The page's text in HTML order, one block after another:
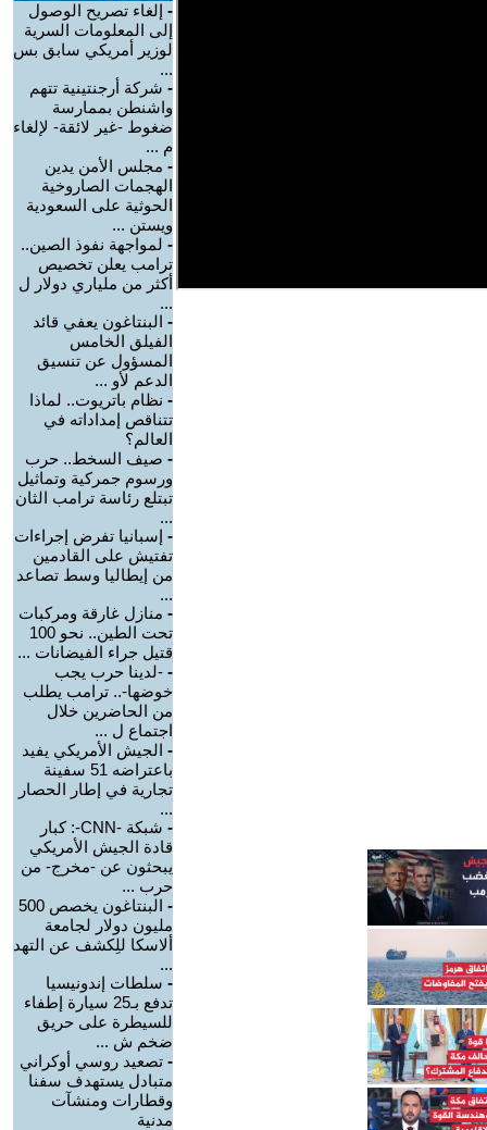
- إلغاء تصريح الوصول
إلى المعلومات السرية
لوزير أمريكي سابق بس
...
- شركة أرجنتينية تتهم
واشنطن بممارسة
ضغوط -غير لائقة- لإلغاء
م ...
- مجلس الأمن يدين
الهجمات الصاروخية
الحوثية على السعودية
ويستن ...
- لمواجهة نفوذ الصين..
ترامب يعلن تخصيص
أكثر من ملياري دولار ل
...
- البنتاغون يعفي قائد
الفيلق الخامس
المسؤول عن تنسيق
الدعم لأو ...
- نظام باتريوت.. لماذا
تتناقص إمداداته في
العالم؟
- صيف السخط.. حرب
ورسوم جمركية وتماثيل
تبتلع رئاسة ترامب الثان
...
- إسبانيا تفرض إجراءات
تفتيش على القادمين
من إيطاليا وسط تصاعد
...
- منازل غارقة ومركبات
تحت الطين.. نحو 100
قتيل جراء الفيضانات ...
- -لدينا حرب يجب
خوضها-.. ترامب يطلب
من الحاضرين خلال
اجتماع ل ...
- الجيش الأمريكي يفيد
باعتراضه 51 سفينة
تجارية في إطار الحصار
...
-
شبكة -CNN-: كبار
قادة الجيش الأمريكي
يبحثون عن -مخرج- من
حرب ...
-
البنتاغون يخصص 500
مليون دولار لجامعة
ألاسكا للِكشف عن التهد
...
- سلطات إندونيسيا
تدفع بـ25 سيارة إطفاء
للسيطرة على حريق
ضخم ش ...
- تصعيد روسي أوكراني
متبادل يستهدف سفنا
وقطارات ومنشآت
مدنية